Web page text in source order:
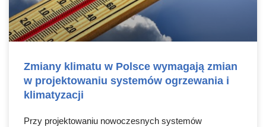
Zmiany klimatu w Polsce wymagają zmian
w projektowaniu systemów ogrzewania i
klimatyzacji
Przy projektowaniu nowoczesnych systemów